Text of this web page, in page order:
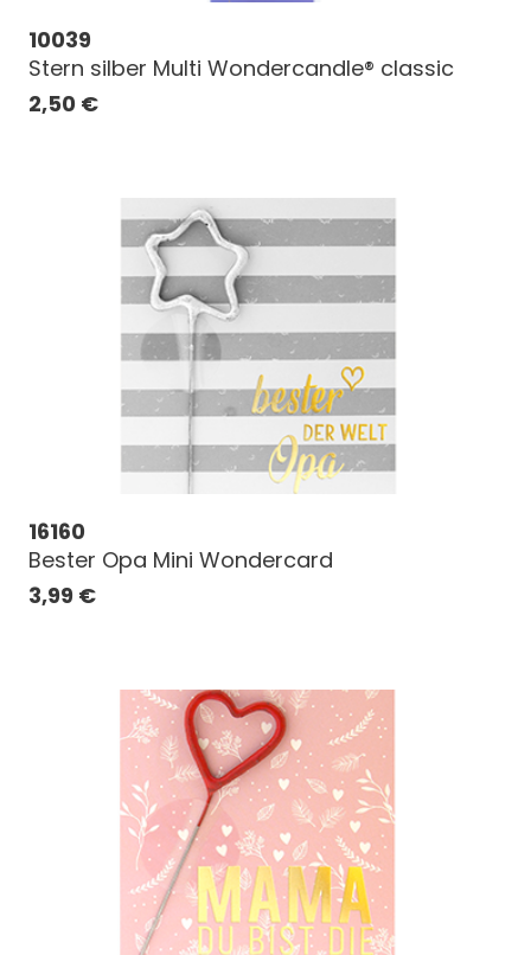
10039
Stern silber Multi Wondercandle® classic
2,50 €
16160
Bester Opa Mini Wondercard
3,99 €